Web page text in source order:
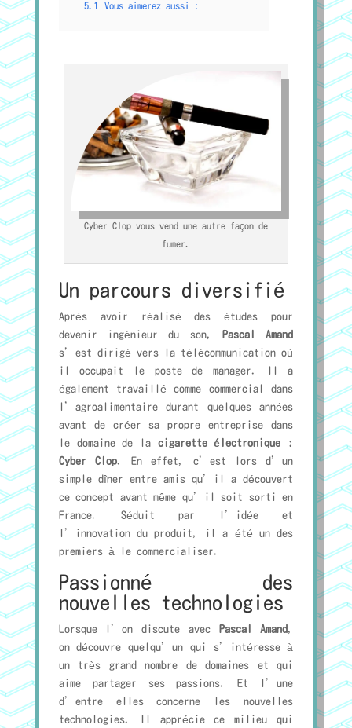
5.1 Vous aimerez aussi :
Cyber Clop vous vend une autre façon de
fumer.
Un parcours diversifié
Après avoir réalisé des études pour
devenir ingénieur du son,
Pascal Amand
s’est dirigé vers la télécommunication où
il occupait le poste de manager. Il a
également travaillé comme commercial dans
l’agroalimentaire durant quelques années
avant de créer sa propre entreprise dans
le domaine de la cigarette électronique :
Cyber Clop. En effet, c’est lors d’un
simple dîner entre amis qu’il a découvert
ce concept avant même qu’il soit sorti en
France. Séduit par l’idée et
l’innovation du produit, il a été un des
premiers à le commercialiser.
Passionné des
nouvelles technologies
Lorsque l’on discute avecPascal Amand,
on découvre quelqu’un qui s’intéresse à
un très grand nombre de domaines et qui
aime partager ses passions. Et l’une
d’entre elles concerne les nouvelles
technologies. Il apprécie ce milieu qui